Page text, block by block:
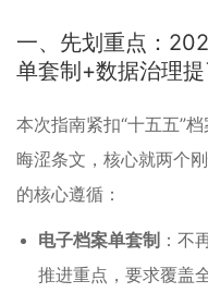
一、先划重点：
单套制+数据治理
本次指南紧扣“十五五”
晦涩条文，核心就两个
的核心遵循：
电子档案单套制 ：不
推进重点，要求覆盖